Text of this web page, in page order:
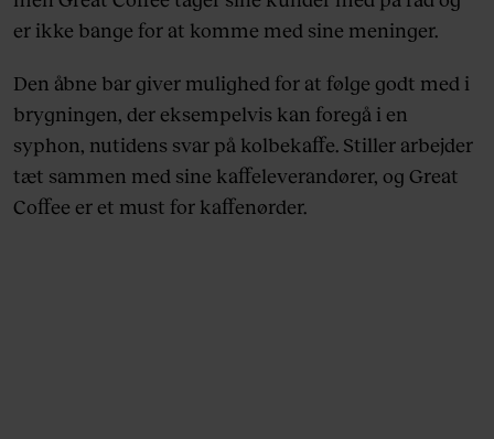
er ikke bange for at komme med sine meninger.
Den åbne bar giver mulighed for at følge godt med i
brygningen, der eksempelvis kan foregå i en
syphon, nutidens svar på kolbekaffe. Stiller arbejder
tæt sammen med sine kaffeleverandører, og Great
Coffee er et must for kaffenørder.